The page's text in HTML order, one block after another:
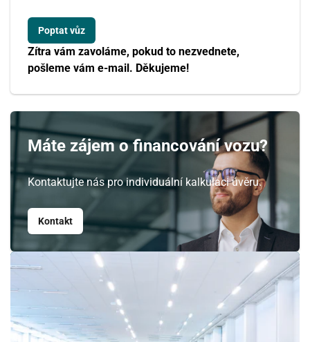
Zítra vám zavoláme, pokud to nezvednete,
pošleme vám e-mail. Děkujeme!
Máte zájem o financování vozu?
Kontaktujte nás pro individuální kalkulaci úvěru.
Kontakt
Srpen
PO ÚT PÁ SO NE
27 28 29 30 31 1 2
3
12 16
17 18 20 21